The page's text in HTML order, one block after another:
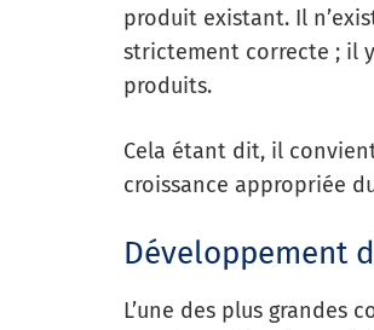
produit existant. Il
strictement correcte ; il
produits.
Cela étant dit, il
croissance appropriée
Développement
L’une des plus grandes